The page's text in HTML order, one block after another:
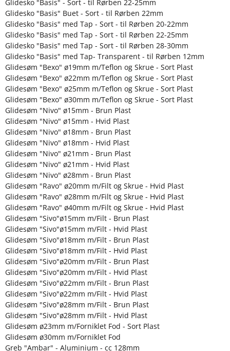
Glidesko "Basis" - Sort - til Rørben 22-25mm
Glidesko "Basis" Buet - Sort - til Rørben 22mm
Glidesko "Basis" med Tap - Sort - til Rørben 20-22mm
Glidesko "Basis" med Tap - Sort - til Rørben 22-25mm
Glidesko "Basis" med Tap - Sort - til Rørben 28-30mm
Glidesko "Basis" med Tap- Transparent - til Rørben 12mm
Glidesøm "Bexo" ø19mm m/Teflon og Skrue - Sort Plast
Glidesøm "Bexo" ø22mm m/Teflon og Skrue - Sort Plast
Glidesøm "Bexo" ø25mm m/Teflon og Skrue - Sort Plast
Glidesøm "Bexo" ø30mm m/Teflon og Skrue - Sort Plast
Glidesøm "Nivo" ø15mm - Brun Plast
Glidesøm "Nivo" ø15mm - Hvid Plast
Glidesøm "Nivo" ø18mm - Brun Plast
Glidesøm "Nivo" ø18mm - Hvid Plast
Glidesøm "Nivo" ø21mm - Brun Plast
Glidesøm "Nivo" ø21mm - Hvid Plast
Glidesøm "Nivo" ø28mm - Brun Plast
Glidesøm "Ravo" ø20mm m/Filt og Skrue - Hvid Plast
Glidesøm "Ravo" ø28mm m/Filt og Skrue - Hvid Plast
Glidesøm "Ravo" ø40mm m/Filt og Skrue - Hvid Plast
Glidesøm "Sivo"ø15mm m/Filt - Brun Plast
Glidesøm "Sivo"ø15mm m/Filt - Hvid Plast
Glidesøm "Sivo"ø18mm m/Filt - Brun Plast
Glidesøm "Sivo"ø18mm m/Filt - Hvid Plast
Glidesøm "Sivo"ø20mm m/Filt - Brun Plast
Glidesøm "Sivo"ø20mm m/Filt - Hvid Plast
Glidesøm "Sivo"ø22mm m/Filt - Brun Plast
Glidesøm "Sivo"ø22mm m/Filt - Hvid Plast
Glidesøm "Sivo"ø28mm m/Filt - Brun Plast
Glidesøm "Sivo"ø28mm m/Filt - Hvid Plast
Glidesøm ø23mm m/Forniklet Fod - Sort Plast
Glidesøm ø30mm m/Forniklet Fod
Greb "Ambar" - Aluminium - cc 128mm